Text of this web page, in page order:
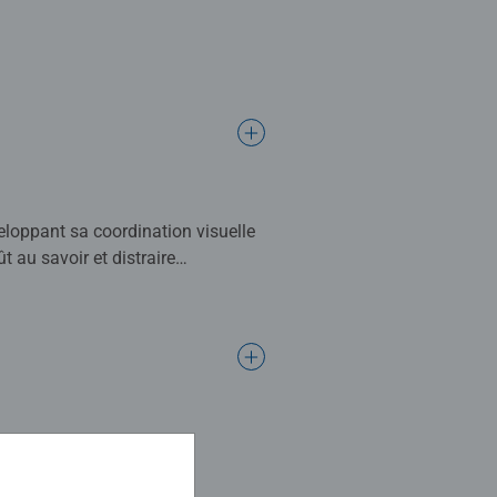
sa coordination visuelle
au savoir et distraire
de ses héros préférés ! Le petit